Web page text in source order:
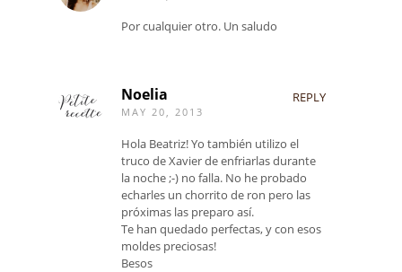
Por cualquier otro. Un saludo
Noelia
MAY 20, 2013
REPLY
Hola Beatriz! Yo también utilizo el
truco de Xavier de enfriarlas durante
la noche ;-) no falla. No he probado
echarles un chorrito de ron pero las
próximas las preparo así.
Te han quedado perfectas, y con esos
moldes preciosas!
Besos